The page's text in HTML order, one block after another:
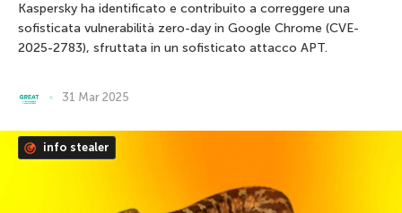
Kaspersky ha identificato e contribuito a correggere una
sofisticata vulnerabilità zero-day in Google Chrome (CVE-
2025-2783), sfruttata in un sofisticato attacco APT.
31 Mar 2025
info stealer